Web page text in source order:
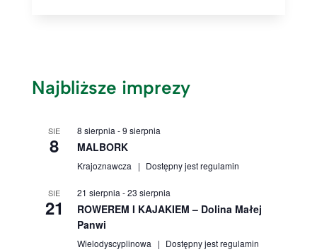
Najbliższe imprezy
SIE
8
8 sierpnia -9 sierpnia
MALBORK
Krajoznawcza Dostępny jest regulamin
SIE
21
21 sierpnia -23 sierpnia
ROWEREM I KAJAKIEM – Dolina Małej
Panwi
Wielodyscyplinowa Dostępny jest regulamin